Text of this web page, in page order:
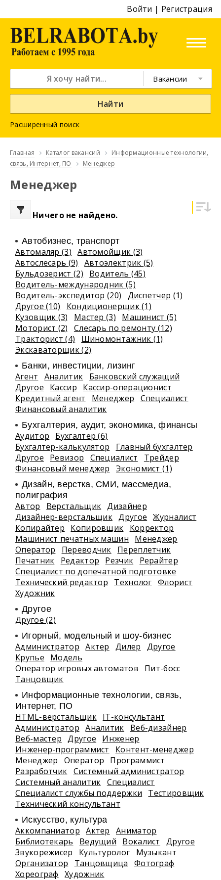
Войти | Регистрация
Вакансии
Найти
Расширенный поиск
Главная Каталог вакансий
Информационные технологии,
связь, Интернет, ПО
Менеджер
Менеджер
Ничего не найдено.
Автобизнес, транспорт
Автомаляр (3)
Автомойщик (3)
Автослесарь (9)
Автоэлектрик (5)
Бульдозерист (2)
Водитель (45)
Водитель-международник (5)
Водитель-экспедитор (20)
Диспетчер (1)
Другое (10)
Кондиционерщик (1)
Кузовщик (3)
Мастер (3)
Машинист (5)
Моторист (2)
Слесарь по ремонту (12)
Тракторист (4)
Шиномонтажник (1)
Экскаваторщик (2)
Банки, инвестиции, лизинг
Агент Аналитик
Банковский служащий
Другое
Кассир
Кассир-операционист
Кредитный агент
Менеджер
Специалист
Финансовый аналитик
Бухгалтерия, аудит, экономика, финансы
Аудитор
Бухгалтер (6)
Бухгалтер-калькулятор
Главный бухгалтер
Другое
Ревизор Специалист
Трейдер
Финансовый менеджер
Экономист (1)
Дизайн, верстка, СМИ, массмедиа,
полиграфия
Автор Верстальщик Дизайнер
Дизайнер-верстальщик Другое
Журналист
Копирайтер
Копировщик
Корректор
Машинист печатных машин
Менеджер
Оператор
Переводчик
Переплетчик
Печатник
Редактор Резчик
Рерайтер
Специалист по допечатной подготовке
Технический редактор
Технолог Флорист
Художник
Другое
Другое (2)
Игорный, модельный и шоу-бизнес
Администратор Актер Дилер
Другое
Крупье
Модель
Оператор игровых автоматов
Пит-босс
Танцовщик
Информационные технологии, связь,
Интернет, ПО
HTML-верстальщик IT-консультант
Администратор
Аналитик
Веб-дизайнер
Веб-мастер
Другое
Инженер
Инженер-программист
Контент-менеджер
Менеджер
Оператор
Программист
Разработчик Системный администратор
Системный аналитик Специалист
Специалист службы поддержки
Тестировщик
Технический консультант
Искусство, культура
Аккомпаниатор Актер
Аниматор
Библиотекарь
Ведущий Вокалист
Другое
Звукорежисер
Культуролог
Музыкант
Организатор
Танцовщица
Фотограф
Хореограф
Художник